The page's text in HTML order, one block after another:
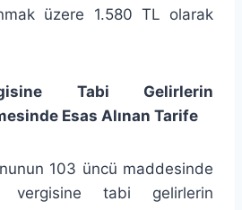
üzere 1.580 TL olarak
Tabi Gelirlerin
Esas Alınan Tarife
103 üncü maddesinde
tabi gelirlerin